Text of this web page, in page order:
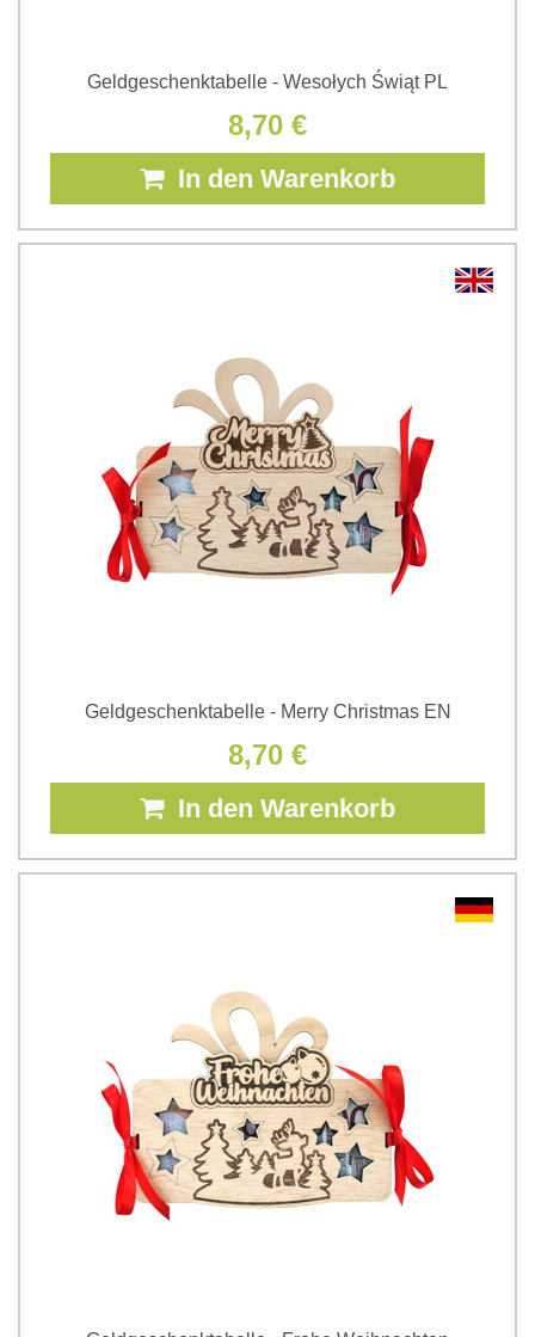
Geldgeschenktabelle - Wesołych Świąt PL
8,70 €
In den Warenkorb
Geldgeschenktabelle - Merry Christmas EN
8,70 €
In den Warenkorb